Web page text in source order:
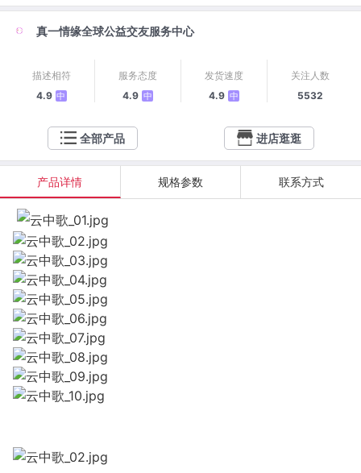
真一情缘全球公益交友服务中心
描述相符
4.9 中
服务态度
4.9 中
发货速度
4.9 中
关注人数
5532
全部产品 进店逛逛
产品详情 规格参数 联系方式